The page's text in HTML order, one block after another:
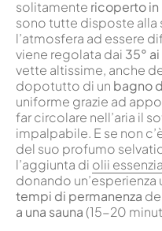
solitamente ricoperto in
sono tutte disposte alla
l’atmosfera ad essere
viene regolata dai 35°
vette altissime, anche
dopotutto di un bagno
uniforme grazie ad
far circolare nell’aria il
impalpabile. E se non
del suo profumo
l’aggiunta di olii
donando
tempi di permanenza
a una sauna(15-20